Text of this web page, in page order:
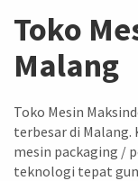
Toko
Malang
Toko Mesin
terbesar di Malang.
mesin packaging /
teknologi tepat